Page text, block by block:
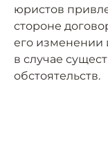
юристов
стороне
его изменении
в случае
обстоятельств.